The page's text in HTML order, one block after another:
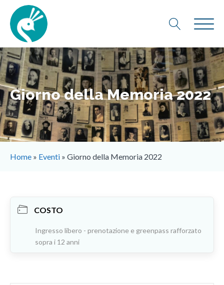
Giorno della Memoria 2022
Home » Eventi » Giorno della Memoria 2022
COSTO
Ingresso libero - prenotazione e greenpass rafforzato
sopra i 12 anni